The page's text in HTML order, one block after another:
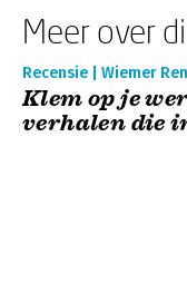
Meer over
Recensie | Wiemer
Klem op je
verhalen die